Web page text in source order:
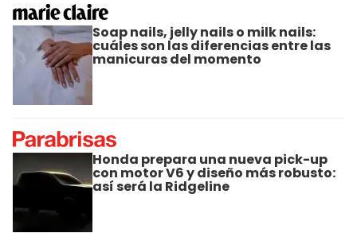
Soap nails, jelly nails o milk nails:
cuáles son las diferencias entre las
manicuras del momento
Honda prepara una nueva pick-up
con motor V6 y diseño más robusto:
así será la Ridgeline